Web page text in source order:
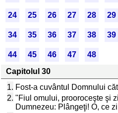
24 25 26 27 28 29
34 35 36 37 38 39
44 45 46 47
48
Capitolul 30
1. Fost-a cuvântul Domnului
2. "Fiul omului, prooroceşte şi
Dumnezeu: Plângeţi! O, ce